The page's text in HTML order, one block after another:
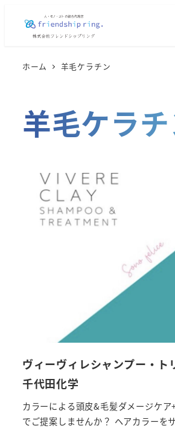
ホーム 羊毛ケラチン
羊毛ケラ
ヴィーヴィレシャンプー・ト
千代田化学
カラーによる頭皮&毛髪ダメージケ
でご提案しませんか？ ヘアカラーを